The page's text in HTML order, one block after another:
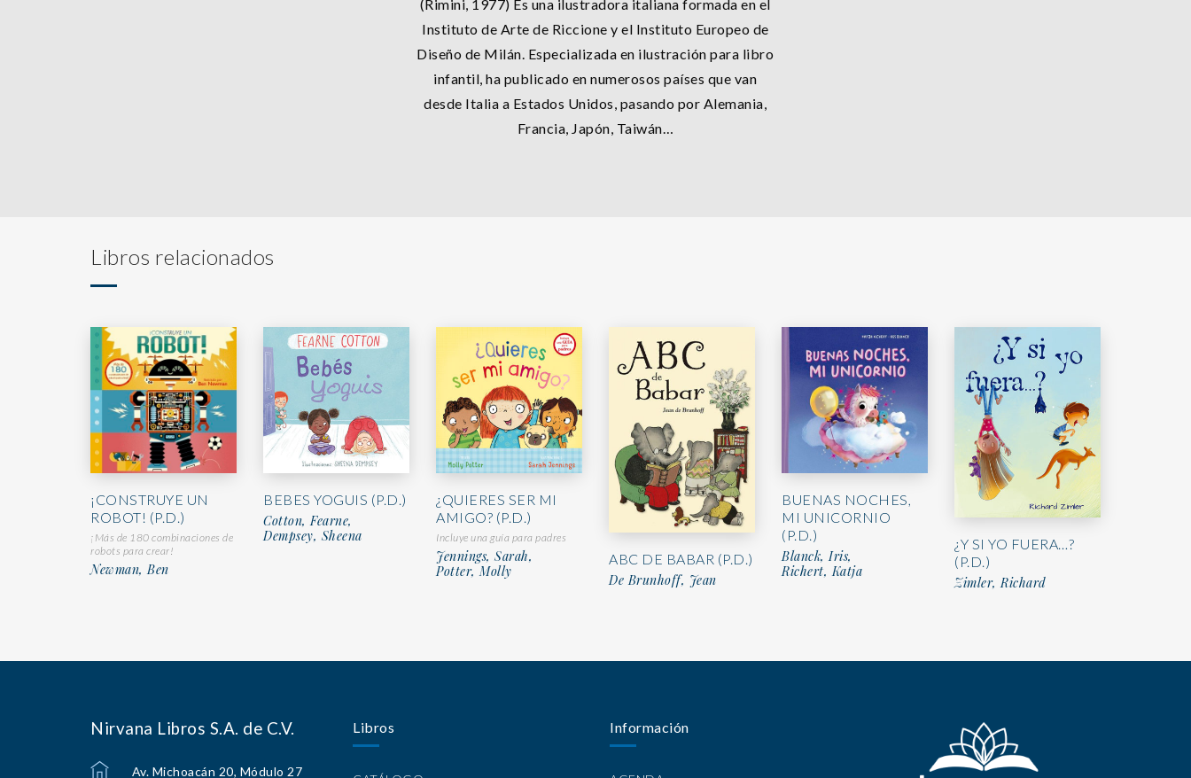
(Rimini, 1977) Es una ilustradora italiana formada en el
Instituto de Arte de Riccione y el Instituto Europeo de
Diseño de Milán. Especializada en ilustración para libro
infantil, ha publicado en numerosos países que van
desde Italia a Estados Unidos, pasando por Alemania,
Francia, Japón, Taiwán…
Libros relacionados
¡CONSTRUYE UN
ROBOT! (P.D.)
¡Más de 180 combinaciones de
robots para crear!
Newman, Ben
BEBES YOGUIS (P.D.)
Cotton, Fearne,
Dempsey, Sheena
¿QUIERES SER MI
AMIGO? (P.D.)
Incluye una guía para padres
Jennings, Sarah,
Potter, Molly
ABC DE BABAR (P.D.)
De Brunhoff, Jean
BUENAS NOCHES,
MI UNICORNIO
(P.D.)
Blanck, Iris,
Richert, Katja
¿Y SI YO FUERA…?
(P.D.)
Zimler, Richard
Nirvana Libros S.A. de C.V.
Av. Michoacán 20, Módulo 27
Libros Información